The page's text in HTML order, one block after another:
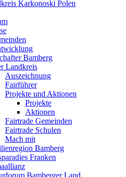
Karkonoski Polen
Bamberg
Landkreis
Auszeichnung
Fairführer
Projekte und Aktionen
Projekte
Aktionen
Fairtrade Gemeinden
Fairtrade Schulen
Mach mit
Bamberg
Franken
Bamberger Land